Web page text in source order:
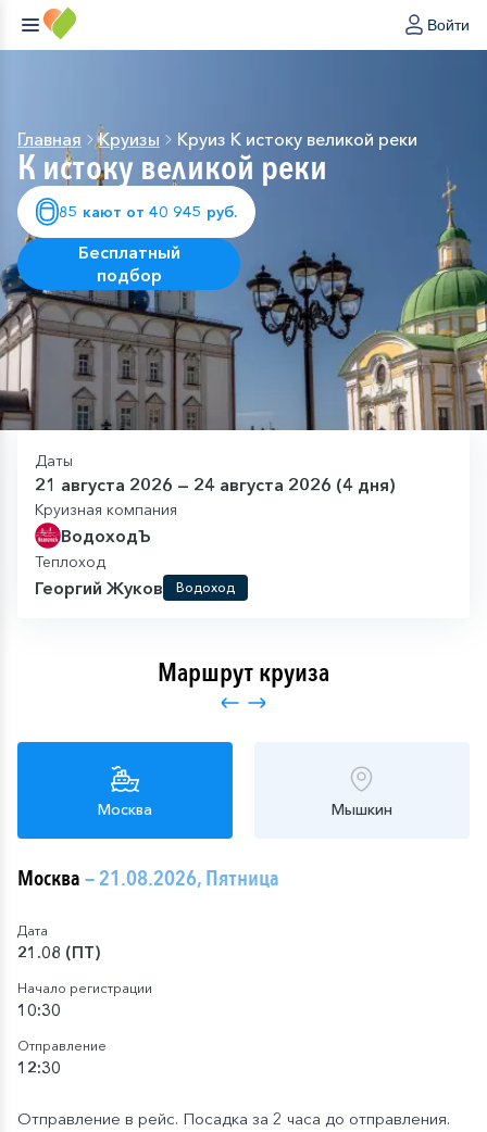
Войти
Главная Круизы Круиз К истоку великой реки
К истоку великой реки
85 кают от 40 945 руб.
Бесплатный
подбор
Даты
21 августа 2026 — 24 августа 2026 (4 дня)
Круизная компания
ВодоходЪ
Теплоход
Георгий Жуков Водоход
Маршрут круиза
Москва Мышкин
Москва— 21.08.2026, Пятница
Дата
21.08 (ПТ)
Начало регистрации
10:30
Отправление
12:30
Отправление в рейс. Посадка за 2 часа до отправления.